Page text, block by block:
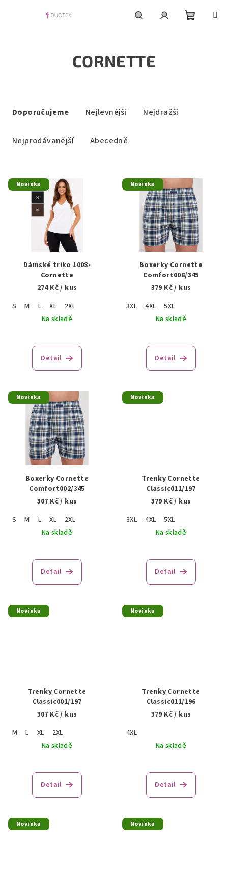
CORNETTE
p
Doporučujeme Nejlevnější Nejdražší
Nejprodávanější Abecedně
V
ý
Novinka
Dámské triko 1008-
Cornette
274 Kč/ kus
S
M L XL
2XL
Na skladě
Detail
Novinka
Boxerky Cornette
Comfort008/345
379 Kč/ kus
3XL
4XL
5XL
Na skladě
Detail
Novinka
Boxerky Cornette
Comfort002/345
307 Kč/ kus
S
M L XL
2XL
Na skladě
Detail
Novinka
Trenky Cornette
Classic011/197
379 Kč/ kus
3XL
4XL
5XL
Na skladě
Detail
Novinka
Trenky Cornette
Classic001/197
307 Kč/ kus
M
L XL
2XL
Na skladě
Detail
Novinka
Trenky Cornette
Classic011/196
379 Kč/ kus
4XL
Na skladě
Detail
Novinka Novinka